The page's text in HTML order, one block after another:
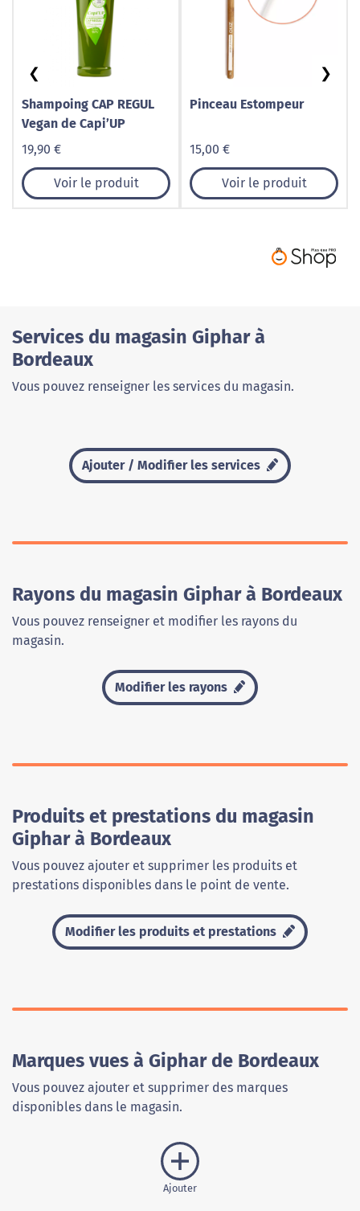
Shampoing CAP REGUL
Vegan de Capi’UP
19,90 €
Voir le produit
Pinceau Estompeur
15,00 €
Voir le produit
❮ ❯
Services du magasin Giphar à
Bordeaux
Vous pouvez renseigner les services du magasin.
Ajouter / Modifier les services
Rayons du magasin Giphar à Bordeaux
Vous pouvez renseigner et modifier les rayons du
magasin.
Modifier les rayons
Produits et prestations du magasin
Giphar à Bordeaux
Vous pouvez ajouter et supprimer les produits et
prestations disponibles dans le point de vente.
Modifier les produits et prestations
Marques vues à Giphar de Bordeaux
Vous pouvez ajouter et supprimer des marques
disponibles dans le magasin.
Ajouter